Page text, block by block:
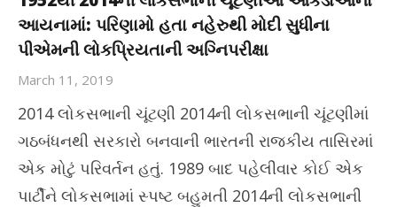
આયનામાં: પરિણામો હતા નહેરુથી મોદી સુધીના
પીએમની લોકપ્રિયતાની અગ્નિપરીક્ષા
March 11, 2019
2014 લોકસભાની ચૂંટણી 2014ની લોકસભાની ચૂંટણીમાં
ગઠબંધનથી સરકારો બનવાની ભારતની રાજકીય તાસિરમાં
એક મોટું પરિવર્તન હતું. 1989 બાદ પહેલીવાર કોઈ એક
પાર્ટીને લોકસભામાં સ્પષ્ટ બહુમતી 2014ની લોકસભાની